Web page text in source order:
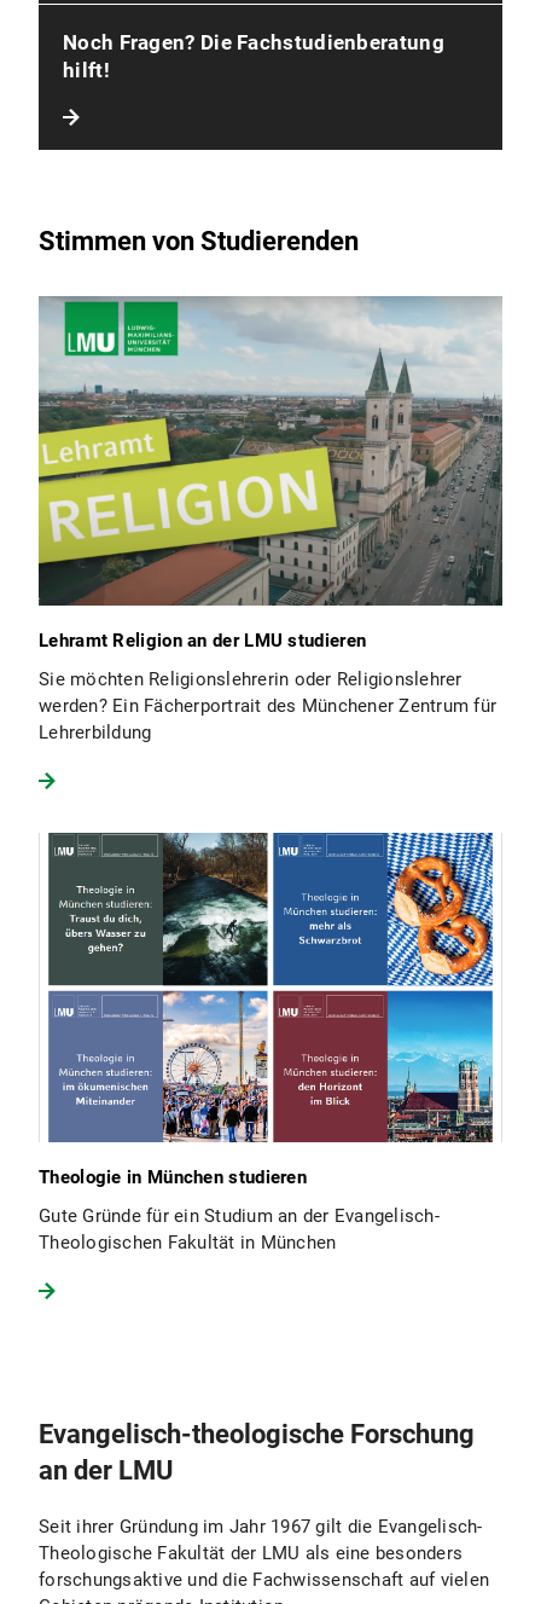
Noch Fragen? Die Fachstudienberatung
hilft!
Stimmen von Studierenden
Lehramt Religion an der LMU studieren
Sie möchten Religionslehrerin oder Religionslehrer
werden? Ein Fächerportrait des Münchener Zentrum für
Lehrerbildung
Theologie in München studieren
Gute Gründe für ein Studium an der Evangelisch-
Theologischen Fakultät in München
Evangelisch-theologische Forschung
an der LMU
Seit ihrer Gründung im Jahr 1967 gilt die Evangelisch-
Theologische Fakultät der LMU als eine besonders
forschungsaktive und die Fachwissenschaft auf vielen